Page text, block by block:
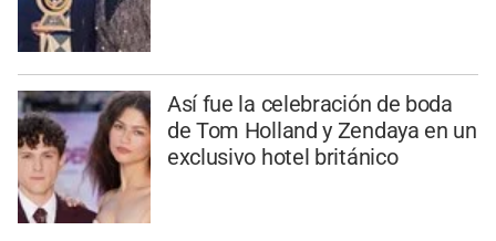
Así fue la celebración de boda
de Tom Holland y Zendaya en un
exclusivo hotel británico